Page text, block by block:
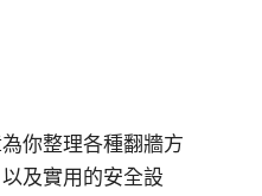
你整理各種翻牆方
及實用的安全設